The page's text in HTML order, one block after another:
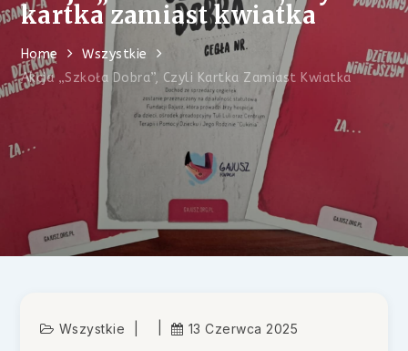
kartka zamiast kwiatka
Home
Wszystkie
Akcja „Szkoła Dobra”, Czyli Kartka Zamiast Kwiatka
Wszystkie 13 Czerwca 2025